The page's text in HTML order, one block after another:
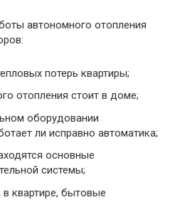
автономного отопления
потерь квартиры;
отопления стоит в доме;
оборудовании
ли исправно автоматика;
основные
системы;
в квартире, бытовые